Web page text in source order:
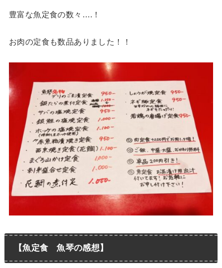
豊富な魚定食の数々….！
お肉の定食も数品ありました！！
【魚定食 魚琴の感想】